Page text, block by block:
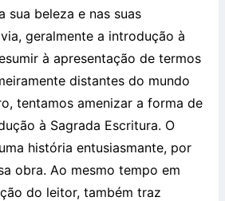
sua beleza e nas suas
geralmente a introdução à
à apresentação de termos
distantes do mundo
tentamos amenizar a forma de
à Sagrada Escritura. O
história entusiasmante, por
obra. Ao mesmo tempo em
do leitor, também traz